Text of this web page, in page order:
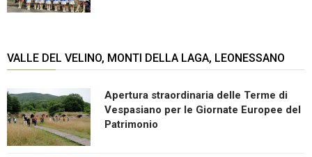
VALLE DEL VELINO, MONTI DELLA LAGA, LEONESSANO
Apertura straordinaria delle Terme di
Vespasiano per le Giornate Europee del
Patrimonio